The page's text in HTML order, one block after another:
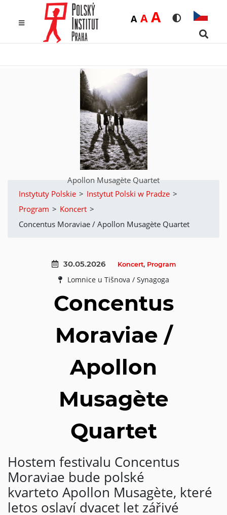
Rozmiar
ADomyślna
AŚrednia
ADużaWersja
Apollon Musagète Quartet
Instytuty Polskie > Instytut Polski w Pradze >
Program > Koncert >
Concentus Moraviae / Apollon Musagète Quartet
30.05.2026 Koncert, Program
Lomnice u Tišnova / Synagoga
Concentus
Moraviae /
Apollon
Musagète
Quartet
Hostem festivalu Concentus
Moraviae bude polské
kvarteto Apollon Musagète, které
letos oslaví dvacet let zářivé